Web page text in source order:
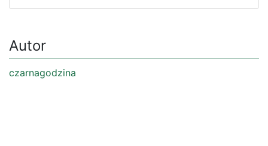
Autor
czarnagodzina